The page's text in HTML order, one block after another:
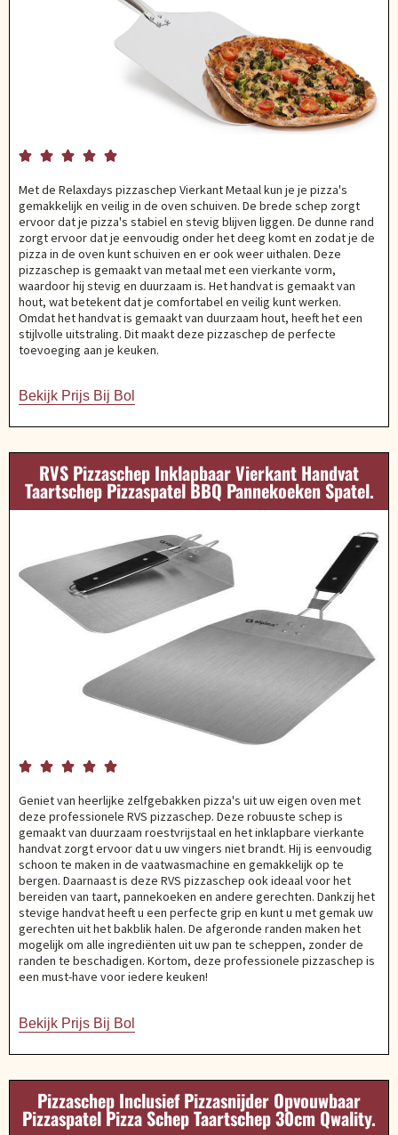
    
Met de Relaxdays pizzaschep Vierkant Metaal kun je je pizza's
gemakkelijk en veilig in de oven schuiven. De brede schep zorgt
ervoor dat je pizza's stabiel en stevig blijven liggen. De dunne rand
zorgt ervoor dat je eenvoudig onder het deeg komt en zodat je de
pizza in de oven kunt schuiven en er ook weer uithalen. Deze
pizzaschep is gemaakt van metaal met een vierkante vorm,
waardoor hij stevig en duurzaam is. Het handvat is gemaakt van
hout, wat betekent dat je comfortabel en veilig kunt werken.
Omdat het handvat is gemaakt van duurzaam hout, heeft het een
stijlvolle uitstraling. Dit maakt deze pizzaschep de perfecte
toevoeging aan je keuken.
Bekijk Prijs Bij Bol
RVS Pizzaschep Inklapbaar Vierkant Handvat
Taartschep Pizzaspatel BBQ Pannekoeken Spatel.
    
Geniet van heerlijke zelfgebakken pizza's uit uw eigen oven met
deze professionele RVS pizzaschep. Deze robuuste schep is
gemaakt van duurzaam roestvrijstaal en het inklapbare vierkante
handvat zorgt ervoor dat u uw vingers niet brandt. Hij is eenvoudig
schoon te maken in de vaatwasmachine en gemakkelijk op te
bergen. Daarnaast is deze RVS pizzaschep ook ideaal voor het
bereiden van taart, pannekoeken en andere gerechten. Dankzij het
stevige handvat heeft u een perfecte grip en kunt u met gemak uw
gerechten uit het bakblik halen. De afgeronde randen maken het
mogelijk om alle ingrediënten uit uw pan te scheppen, zonder de
randen te beschadigen. Kortom, deze professionele pizzaschep is
een must-have voor iedere keuken!
Bekijk Prijs Bij Bol
Pizzaschep Inclusief Pizzasnijder Opvouwbaar
Pizzaspatel Pizza Schep Taartschep 30cm Qwality.